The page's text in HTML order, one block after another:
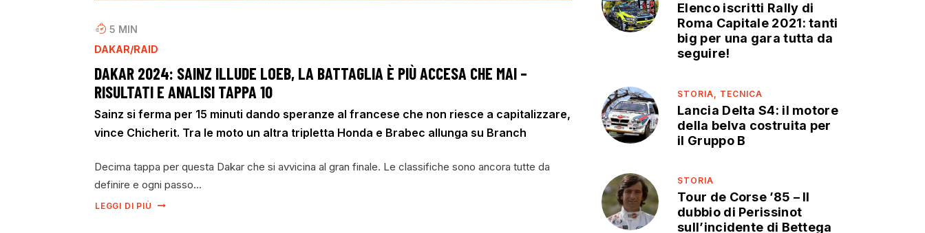
5 MIN
DAKAR/RAID
DAKAR 2024: SAINZ ILLUDE LOEB, LA BATTAGLIA È PIÙ ACCESA CHE MAI –
RISULTATI E ANALISI TAPPA 10
Sainz si ferma per 15 minuti dando speranze al francese che non riesce a capitalizzare,
vince Chicherit. Tra le moto un altra tripletta Honda e Brabec allunga su Branch
Decima tappa per questa Dakar che si avvicina al gran finale. Le classifiche sono ancora tutte da
definire e ogni passo…
LEGGI DI PIÙ
Elenco iscritti Rally di
Roma Capitale 2021: tanti
big per una gara tutta da
seguire!
STORIA, TECNICA
Lancia Delta S4: il motore
della belva costruita per
il Gruppo B
STORIA
Tour de Corse ’85 – Il
dubbio di Perissinot
sull’incidente di Bettega